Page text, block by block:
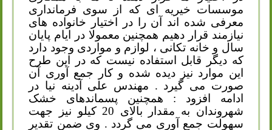
موسسات خیریه ای که از سوی فرمانداری
معرفی شده اند آن را در اختیار خانواده های
نیازمند قرار دهیم همچنین معمولا در ایام پایان
سال و خانه تکانی ، لوازم و مواردی وجود دارد
که دیگر قابل استفاده نیست که در این طرح
این موارد نیز دیده شده و کار جمع آوری آن
صورت می گیرد . مهندس علی آدینه نیا در
ادامه افزود : همچنین پسماندهای خشک
شهروندان به مقدار بالای 20 کیلو نیز جهت
سهولت جمع آوری می گردد . وی ضمن تقدیر